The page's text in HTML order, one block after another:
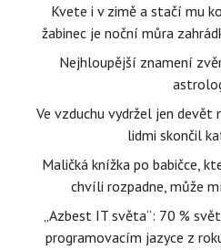
Kvete i v zimě a stačí mu
žabinec je noční můra
Nejhloupější znamení
Ve vzduchu vydržel jen devět
lidmi skončil
Maličká knížka po babičce,
chvíli rozpadne, může
„Azbest IT světa“: 70 %
programovacím jazyce z